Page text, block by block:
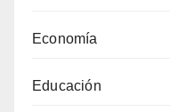
Economía
Educación